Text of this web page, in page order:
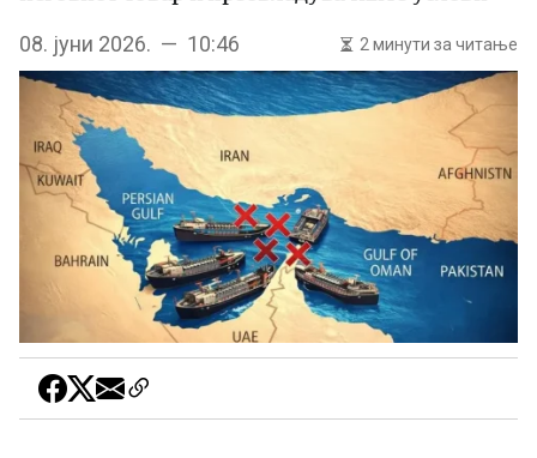
08. јуни 2026. — 10:46 2 минути за читање